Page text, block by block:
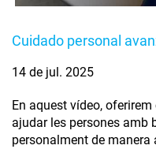
Cuidado personal
14 de jul. 2025
En aquest vídeo,
ajudar les persones amb
personalment de